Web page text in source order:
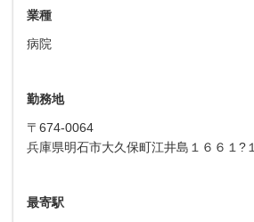
業種
病院
勤務地
〒674-0064
兵庫県明石市大久保町江井島１６６１?１
最寄駅